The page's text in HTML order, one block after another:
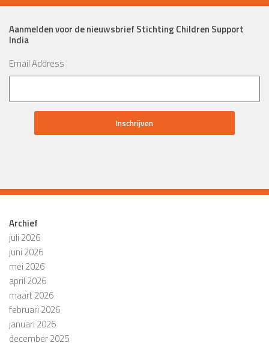
Aanmelden voor de nieuwsbrief Stichting Children Support
India
Email Address
Archief
juli 2026
juni 2026
mei 2026
april 2026
maart 2026
februari 2026
januari 2026
december 2025